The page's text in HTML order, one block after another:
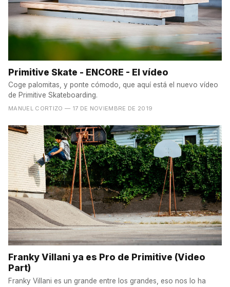
Primitive Skate - ENCORE - El vídeo
Coge palomitas, y ponte cómodo, que aquí está el nuevo vídeo
de Primitive Skateboarding.
MANUEL CORTIZO — 17 DE NOVIEMBRE DE 2019
Franky Villani ya es Pro de Primitive (Video
Part)
Franky Villani es un grande entre los grandes, eso nos lo ha